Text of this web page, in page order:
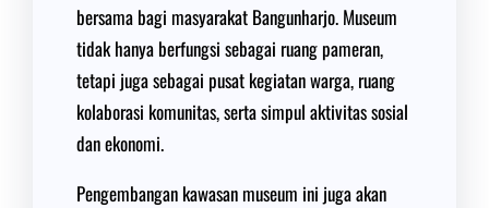
bersama bagi masyarakat Bangunharjo. Museum
tidak hanya berfungsi sebagai ruang pameran,
tetapi juga sebagai pusat kegiatan warga, ruang
kolaborasi komunitas, serta simpul aktivitas sosial
dan ekonomi.
Pengembangan kawasan museum ini juga akan